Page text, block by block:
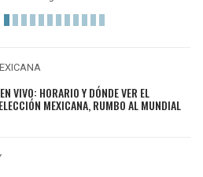
VIVO: HORARIO Y DÓNDE VER EL
MEXICANA, RUMBO AL MUNDIAL